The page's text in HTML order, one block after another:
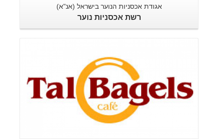
אגודת אכסניות הנוער בישראל (אנ"א)
רשת אכסניות נוער